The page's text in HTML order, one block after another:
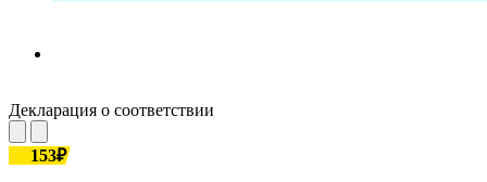
Декларация о соответствии
153₽